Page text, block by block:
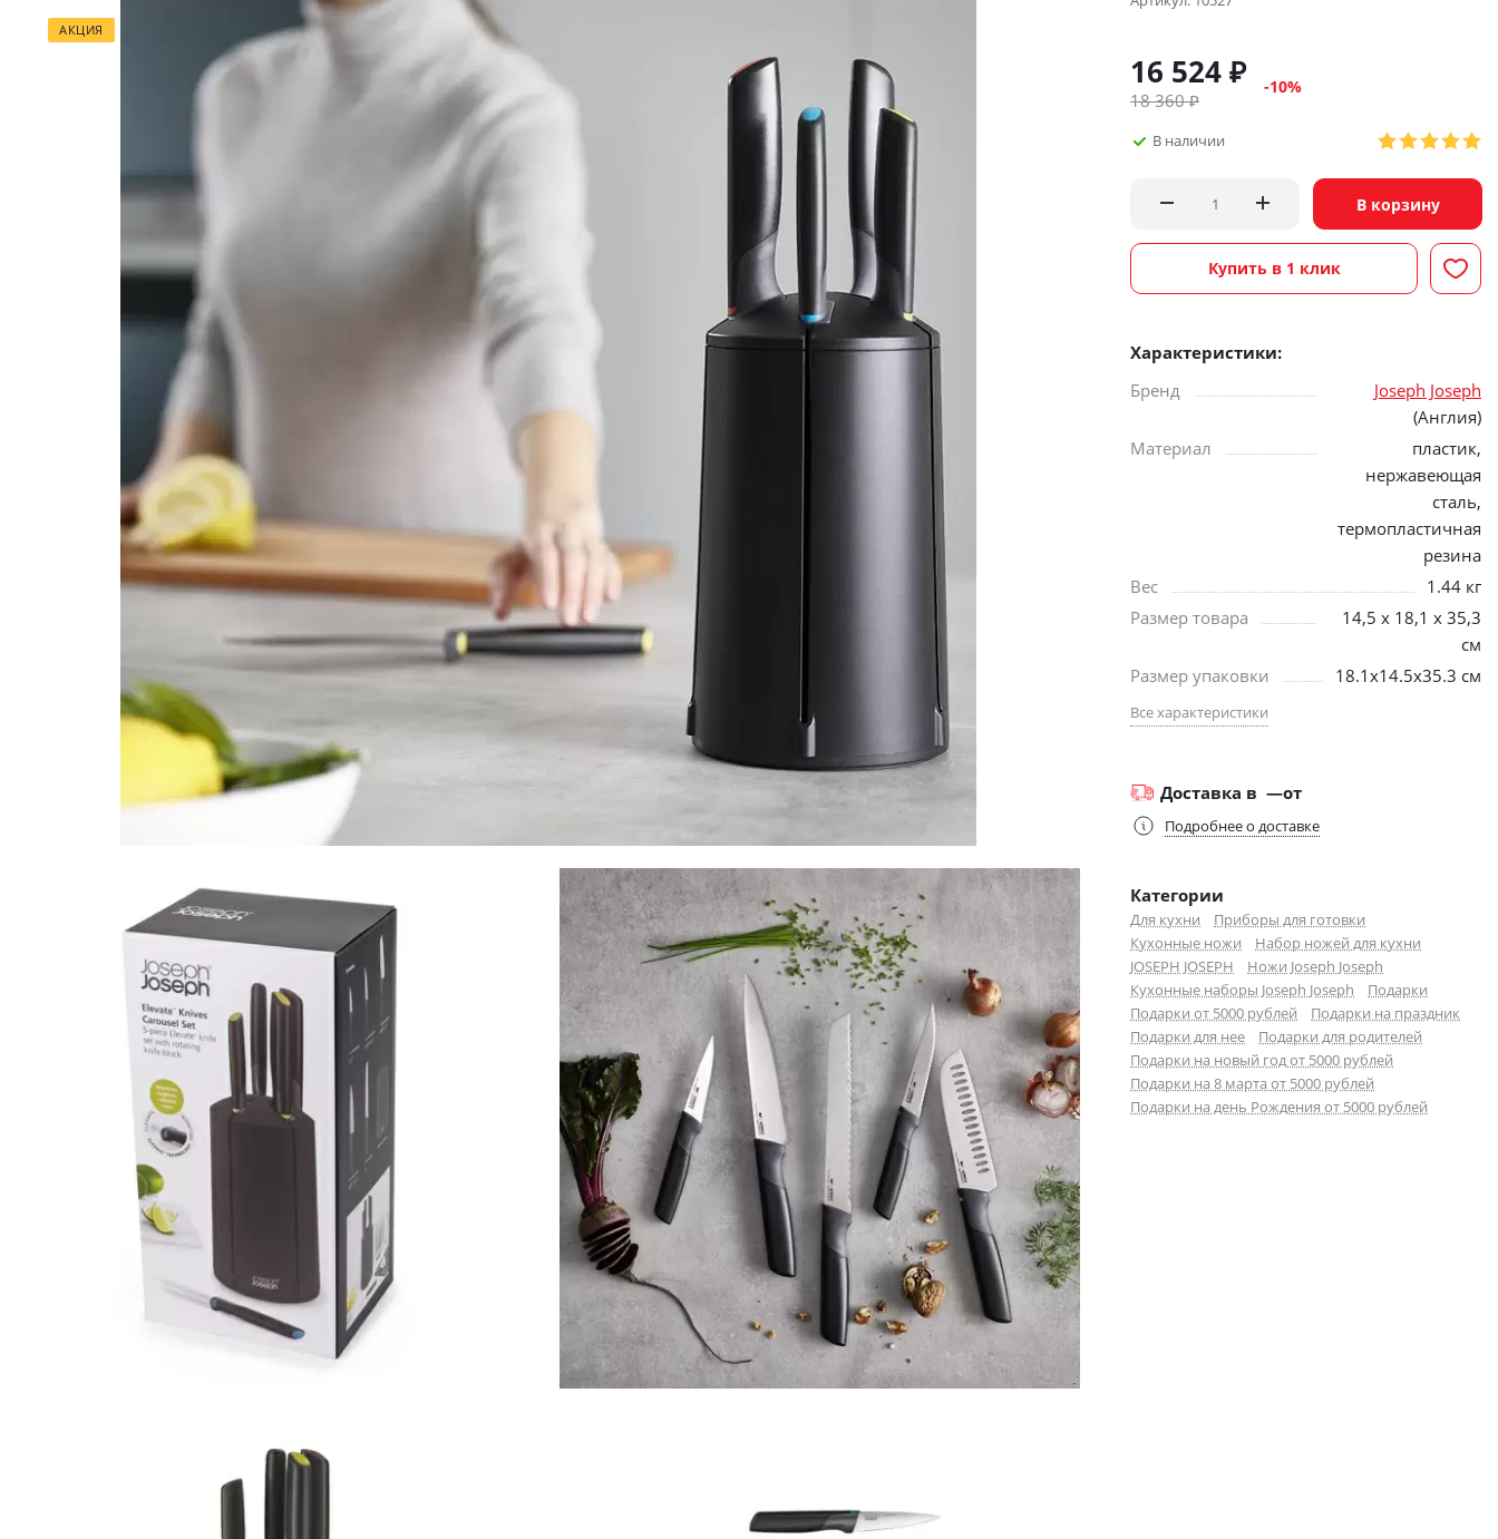
АКЦИЯ
16 524₽
18 360₽
-10%
В наличии
В корзину
Купить в 1 клик
Характеристики:
Бренд
Joseph Joseph
(Англия)
Материал
пластик,
нержавеющая
сталь,
термопластичная
резина
Вес
1.44 кг
Размер товара
14,5 x 18,1 x 35,3
см
Размер упаковки
18.1х14.5х35.3 см
Все характеристики
Доставка в —от
Подробнее о доставке
Категории
Для кухни
Приборы для готовки
Кухонные ножи
Набор ножей для кухни
JOSEPH JOSEPH
Ножи Joseph Joseph
Кухонные наборы Joseph Joseph
Подарки
Подарки от 5000 рублей
Подарки на праздник
Подарки для нее
Подарки для родителей
Подарки на новый год от 5000 рублей
Подарки на 8 марта от 5000 рублей
Подарки на день Рождения от 5000 рублей